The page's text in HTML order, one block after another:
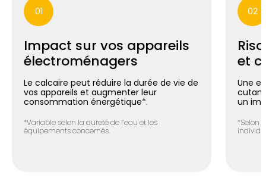
01
Impact sur vos appareils
électroménagers
Le calcaire peut réduire la durée de vie de
vos appareils et augmenter leur
consommation énergétique*.
*Variable selon la dureté de l’eau et les
équipements concernés.
02
et
Une
un
*Selon